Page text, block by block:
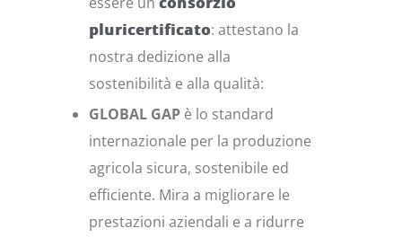
pluricertificato: attestano la
nostra dedizione alla
sostenibilità e alla qualità:
GLOBAL GAP è lo standard
internazionale per la produzione
agricola sicura, sostenibile ed
efficiente. Mira a migliorare le
prestazioni aziendali e a ridurre